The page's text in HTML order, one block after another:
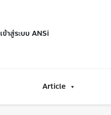
เข้าสู่ระบบ ANSi
Article